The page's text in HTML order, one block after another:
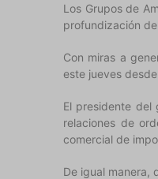
Los Grupos de
profundización
Con miras a
este jueves
El presidente del
relaciones de
comercial de
De igual manera,